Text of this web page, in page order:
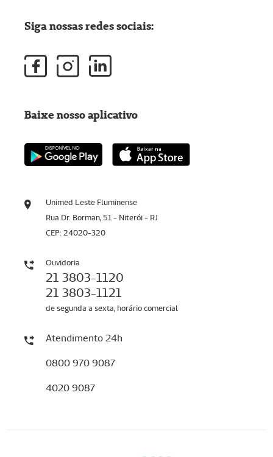
Unimed Leste Fluminense
Rua Dr. Borman, 51 - Niterói - RJ
CEP: 24020-320
Ouvidoria
21 3803-1120
21 3803-1121
de segunda a sexta, horário comercial
Atendimento 24h
0800 970 9087
4020 9087
Siga nossas redes sociais:
Baixe nosso aplicativo